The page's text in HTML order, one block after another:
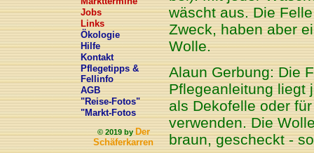
Jobs
Links
Ökologie
Hilfe
Kontakt
Pflegetipps &
Fellinfo
AGB
"Reise-Fotos"
"Markt-Fotos
© 2019 byDer
Schäferkarren
wäscht aus. Die
Zweck, haben aber
Wolle.
Alaun Gerbung: Die
Pflegeanleitung liegt
als Dekofelle oder
verwenden. Die
braun, gescheckt -